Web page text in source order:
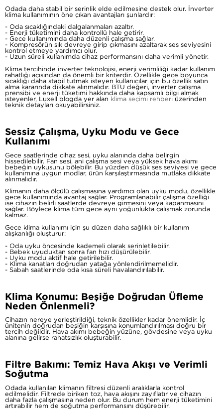
Odada daha stabil bir serinlik elde edilmesine destek olur. İnverter
klima kullanımının öne çıkan avantajları şunlardır:
- Oda sıcaklığındaki dalgalanmaları azaltır.
- Enerji tüketimini daha kontrollü hale getirir.
- Gece kullanımında daha düzenli çalışma sağlar.
- Kompresörün sık devreye girip çıkmasını azaltarak ses seviyesini
kontrol etmeye yardımcı olur.
- Uzun süreli kullanımda cihaz performansını daha verimli yönetir.
Klima tercihinde inverter teknolojisi, enerji verimliliği kadar kullanım
rahatlığı açısından da önemli bir kriterdir. Özellikle gece boyunca
sıcaklığı daha stabil tutmak isteyen kullanıcılar için bu özellik satın
alma kararında dikkate alınmalıdır. BTU değeri, inverter çalışma
prensibi ve enerji tüketimi hakkında daha kapsamlı bilgi almak
isteyenler, Luxell blogda yer alan
klima seçimi rehberi üzerinden
teknik detayları okuyabilirsiniz.
Sessiz Çalışma, Uyku Modu ve Gece
Kullanımı
Gece saatlerinde cihaz sesi, uyku alanında daha belirgin
hissedilebilir. Fan sesi, ani çalışma sesi veya yüksek hava akımı
bebeğin uykusunu bölebilir. Bu yüzden düşük ses seviyesi ve gece
kullanımına uygun modlar, ürün karşılaştırmasında mutlaka dikkate
alınmalıdır.
Klimanın daha ölçülü çalışmasına yardımcı olan uyku modu, özellikle
gece kullanımında avantaj sağlar. Programlanabilir çalışma özelliği
ise cihazın belirli saatlerde devreye girmesini veya kapanmasını
sağlar. Böylece klima tüm gece aynı yoğunlukta çalışmak zorunda
kalmaz.
Gece klima kullanımı için şu düzen daha sağlıklı bir kullanım
alışkanlığı oluşturur:
- Oda uyku öncesinde kademeli olarak serinletilebilir.
- Bebek uyuduktan sonra fan hızı düşürülebilir.
- Uyku modu aktif hale getirilebilir.
- Klima kanatları doğrudan yatağa yönlendirilmemelidir.
- Sabah saatlerinde oda kısa süreli havalandırılabilir.
Klima Konumu: Beşiğe Doğrudan Üfleme
Neden Önlenmeli?
Cihazın nereye yerleştirildiği, teknik özellikler kadar önemlidir. İç
ünitenin doğrudan beşiğin karşısına konumlandırılması doğru bir
tercih değildir. Hava akımı bebeğin yüzüne, gövdesine veya uyku
alanına gelirse rahatsızlık oluşturabilir.
Filtre Bakımı: Temiz Hava Akışı ve Verimli
Soğutma
Odada kullanılan klimanın filtresi düzenli aralıklarla kontrol
edilmelidir. Filtrede biriken toz, hava akışını zayıflatır ve cihazın
daha fazla çalışmasına neden olur. Bu durum hem enerji tüketimini
artırabilir hem de soğutma performansını düşürebilir.